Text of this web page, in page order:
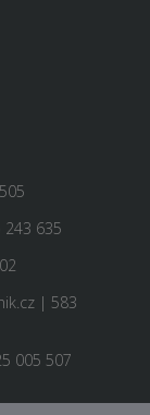
635
| 583
005 507